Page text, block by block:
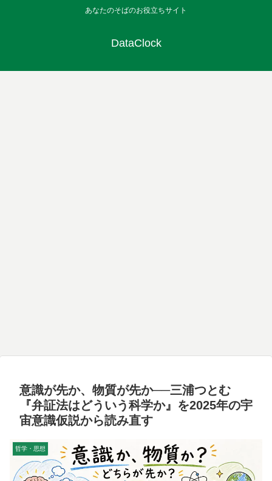
あなたのそばのお役立ちサイト
DataClock
意識が先か、物質が先か──三浦つとむ
『弁証法はどういう科学か』を2025年の宇
宙意識仮説から読み直す
哲学・思想